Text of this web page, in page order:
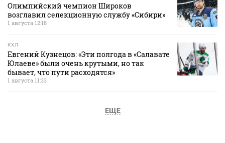
Олимпийский чемпион Широков
возглавил селекционную службу «Сибири»
1 августа 12:18
КХЛ
Евгений Кузнецов: «Эти полгода в «Салавате
Юлаеве» были очень крутыми, но так
бывает, что пути расходятся»
1 августа 11:33
ЕЩЕ